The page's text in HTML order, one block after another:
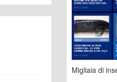
Migliaia di